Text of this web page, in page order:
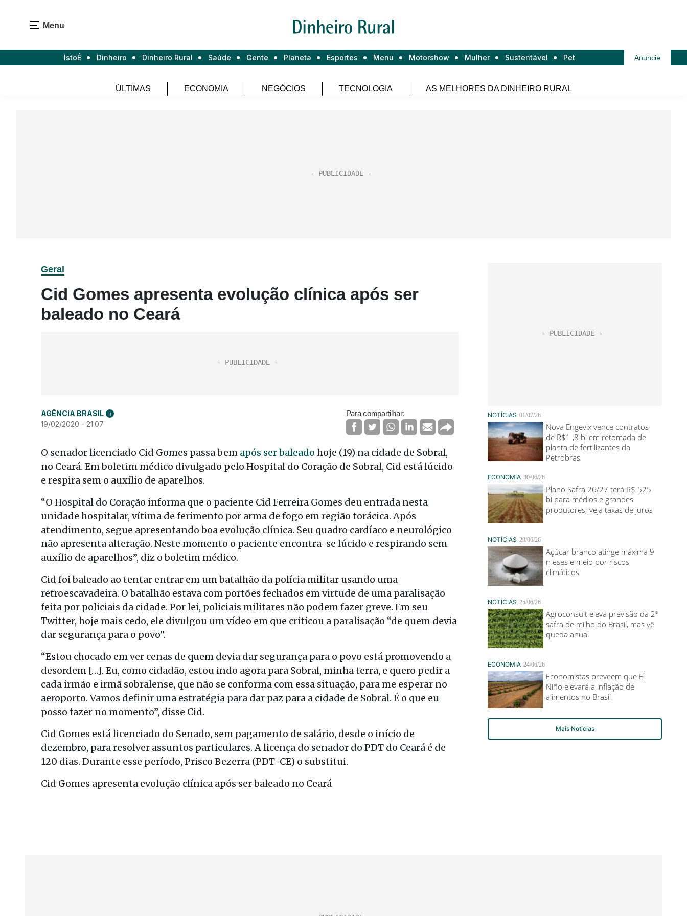
Menu
IstoÉ Dinheiro Dinheiro Rural Saúde Gente Planeta Esportes Menu Motorshow Mulher Sustentável Pet Anuncie
ÚLTIMAS ECONOMIA NEGÓCIOS TECNOLOGIA AS MELHORES DA DINHEIRO RURAL
Geral
Cid Gomes apresenta evolução clínica após ser
baleado no Ceará
AGÊNCIA BRASIL i
19/02/2020 - 21:07
Para compartilhar:
O senador licenciado Cid Gomes passa bem após ser baleado hoje (19) na cidade de Sobral,
no Ceará. Em boletim médico divulgado pelo Hospital do Coração de Sobral, Cid está lúcido
e respira sem o auxílio de aparelhos.
“O Hospital do Coração informa que o paciente Cid Ferreira Gomes deu entrada nesta
unidade hospitalar, vítima de ferimento por arma de fogo em região torácica. Após
atendimento, segue apresentando boa evolução clínica. Seu quadro cardíaco e neurológico
não apresenta alteração. Neste momento o paciente encontra-se lúcido e respirando sem
auxílio de aparelhos”, diz o boletim médico.
Cid foi baleado ao tentar entrar em um batalhão da polícia militar usando uma
retroescavadeira. O batalhão estava com portões fechados em virtude de uma paralisação
feita por policiais da cidade. Por lei, policiais militares não podem fazer greve. Em seu
Twitter, hoje mais cedo, ele divulgou um vídeo em que criticou a paralisação “de quem devia
dar segurança para o povo”.
“Estou chocado em ver cenas de quem devia dar segurança para o povo está promovendo a
desordem […]. Eu, como cidadão, estou indo agora para Sobral, minha terra, e quero pedir a
cada irmão e irmã sobralense, que não se conforma com essa situação, para me esperar no
aeroporto. Vamos definir uma estratégia para dar paz para a cidade de Sobral. É o que eu
posso fazer no momento”, disse Cid.
Cid Gomes está licenciado do Senado, sem pagamento de salário, desde o início de
dezembro, para resolver assuntos particulares. A licença do senador do PDT do Ceará é de
120 dias. Durante esse período, Prisco Bezerra (PDT-CE) o substitui.
Cid Gomes apresenta evolução clínica após ser baleado no Ceará